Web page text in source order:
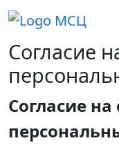
Согласие
Согласие